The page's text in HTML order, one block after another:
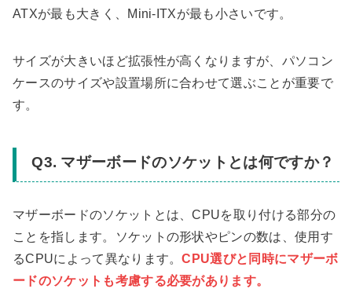
ATXが最も大きく、Mini-ITXが最も小さいです。
サイズが大きいほど拡張性が高くなりますが、パソコン
ケースのサイズや設置場所に合わせて選ぶことが重要で
す。
Q3. マザーボードのソケットとは何ですか？
マザーボードのソケットとは、CPUを取り付ける部分の
ことを指します。ソケットの形状やピンの数は、使用す
るCPUによって異なります。CPU選びと同時にマザーボ
ードのソケットも考慮する必要があります。